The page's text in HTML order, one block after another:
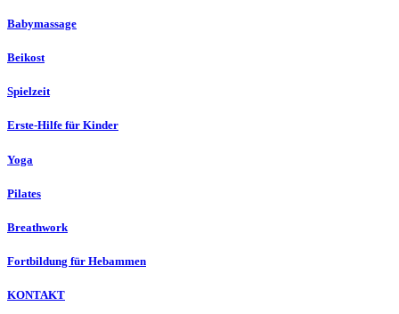
Babymassage
Beikost
Spielzeit
Erste-Hilfe für Kinder
Yoga
Pilates
Breathwork
Fortbildung für Hebammen
KONTAKT